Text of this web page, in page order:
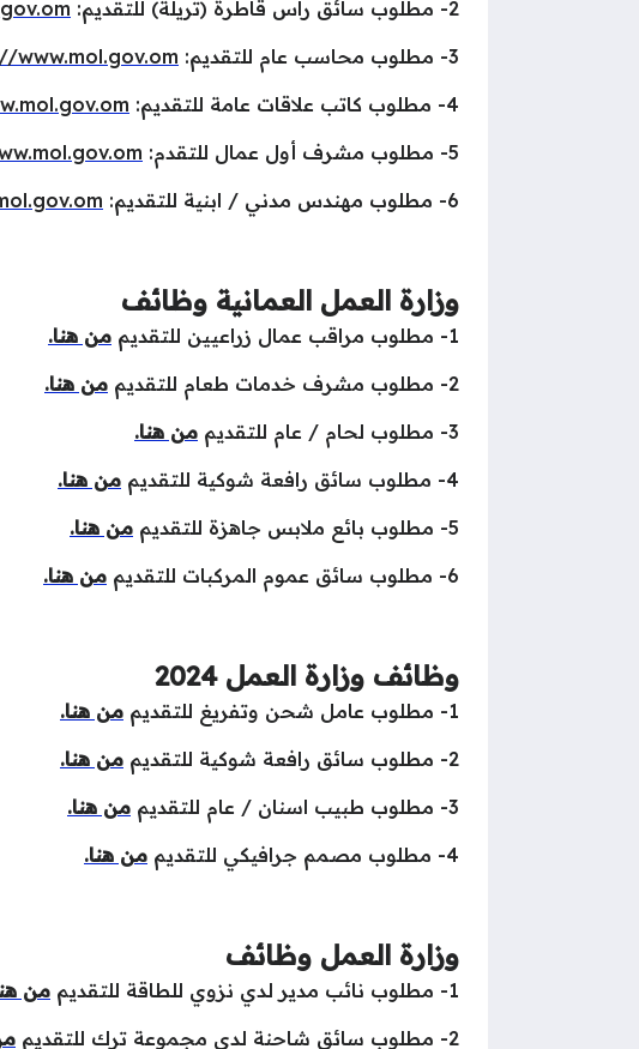
2- مطلوب سائق راس قاطرة (تريلة) للتقديم:
3- مطلوب محاسب عام للتقديم:
www.mol.gov.om
4- مطلوب كاتب علاقات عامة للتقديم:
5- مطلوب مشرف أول عمال للتقدم:
6- مطلوب مهندس مدني / ابنية للتقديم:
وزارة العمل العمانية وظائف
1- مطلوب مراقب عمال زراعيين للتقديم
من هنا.
2- مطلوب مشرف خدمات طعام للتقديم
من هنا.
3- مطلوب لحام / عام للتقديم
من هنا.
4- مطلوب سائق رافعة شوكية للتقديم
من هنا.
5- مطلوب بائع ملابس جاهزة للتقديم
من هنا.
6- مطلوب سائق عموم المركبات للتقديم
من هنا.
وظائف وزارة العمل 2024
1- مطلوب عامل شحن وتفريغ للتقديم
من هنا.
2- مطلوب سائق رافعة شوكية للتقديم
من هنا.
3- مطلوب طبيب اسنان / عام للتقديم
من هنا.
4- مطلوب مصمم جرافيكي للتقديم
من هنا.
وزارة العمل وظائف
1- مطلوب نائب مدير لدي نزوي للطاقة للتقديم
من
2- مطلوب سائق شاحنة لدي مجموعة ترك للتقديم